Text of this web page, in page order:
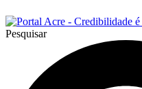
Pesquisar